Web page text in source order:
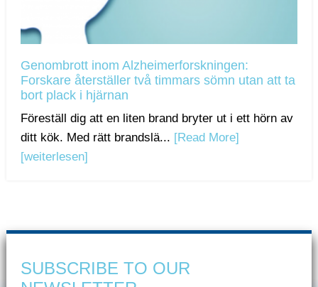
Genombrott inom Alzheimerforskningen:
Forskare återställer två timmars sömn utan att ta
bort plack i hjärnan
Föreställ dig att en liten brand bryter ut i ett hörn av
ditt kök. Med rätt brandslä... [Read More]
[weiterlesen]
SUBSCRIBE TO OUR